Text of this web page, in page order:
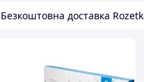
Безкоштовна доставка